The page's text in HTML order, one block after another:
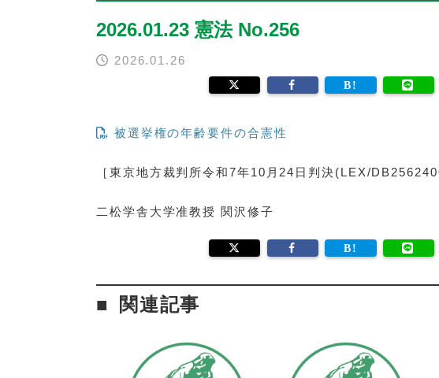
2026.01.23 憲法 No.256
2026.01.26
被選挙権の年齢要件の合憲性
［東京地方裁判所令和7年10月24日判決(LEX/
二松学舎大学准教授 関沢修子
関連記事